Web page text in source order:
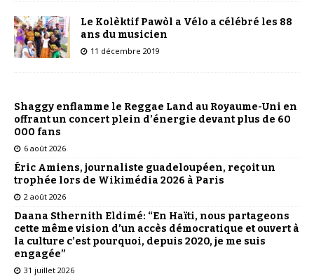
Le Kolèktif Pawòl a Vélo a célébré les 88
ans du musicien
11 décembre 2019
Shaggy enflamme le Reggae Land au Royaume-Uni en
offrant un concert plein d’énergie devant plus de 60
000 fans
6 août 2026
Éric Amiens, journaliste guadeloupéen, reçoit un
trophée lors de Wikimédia 2026 à Paris
2 août 2026
Daana Sthernith Eldimé: “En Haïti, nous partageons
cette même vision d’un accès démocratique et ouvert à
la culture c’est pourquoi, depuis 2020, je me suis
engagée”
31 juillet 2026